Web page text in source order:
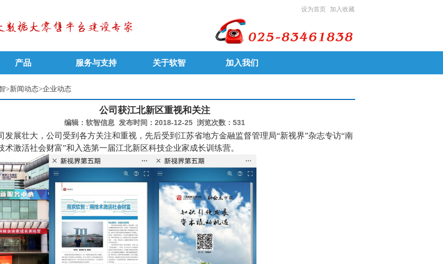
设为首页 加入收藏
产品 服务与支持 关于软智 加入我们
>新闻动态>企业动态
公司获江北新区重视和关注
编辑：软智信息 发布时间：2018-12-25 浏览次数：531
发展壮大，公司受到各方关注和重视，先后受到江苏省地方金融监督管理局“新视界”杂志专访“南
术激活社会财富”和入选第一届江北新区科技企业家成长训练营。